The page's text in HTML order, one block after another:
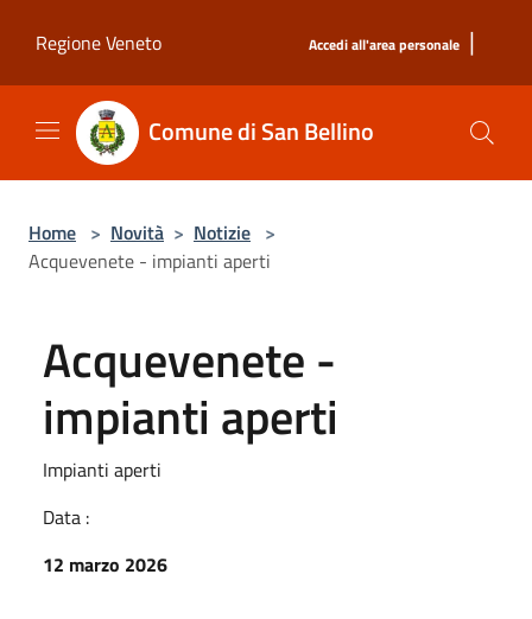
Regione Veneto
Accedi all'area personale |
Comune di San Bellino
Home > Novità > Notizie >
Acquevenete - impianti aperti
Acquevenete -
impianti aperti
Impianti aperti
Data :
12 marzo 2026